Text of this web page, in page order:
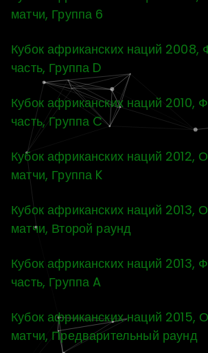
матчи, Группа 6
Кубок африканских наций 2008,
часть, Группа D
Кубок африканских наций 2010,
часть, Группа C
Кубок африканских наций 2012,
матчи, Группа K
Кубок африканских наций 2013,
матчи, Второй раунд
Кубок африканских наций 2013,
часть, Группа A
Кубок африканских наций 2015,
матчи, Предварительный раунд